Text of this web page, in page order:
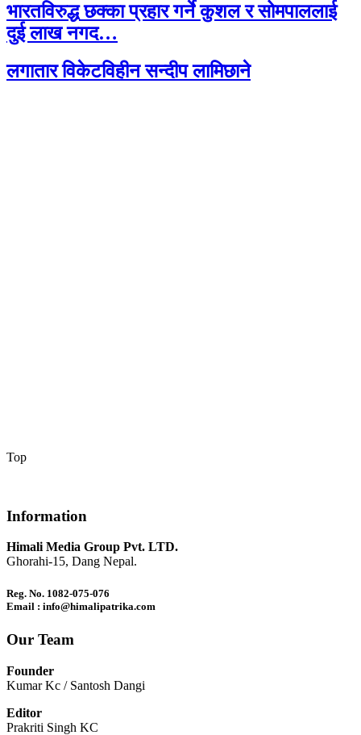
भारतविरुद्ध छक्का प्रहार गर्ने कुशल र सोमपाललाई
दुई लाख नगद…
लगातार विकेटविहीन सन्दीप लामिछाने
Top
Information
Himali Media Group Pvt. LTD.
Ghorahi-15, Dang Nepal.
Reg. No. 1082-075-076
Email : info@himalipatrika.com
Our Team
Founder
Kumar Kc / Santosh Dangi
Editor
Prakriti Singh KC